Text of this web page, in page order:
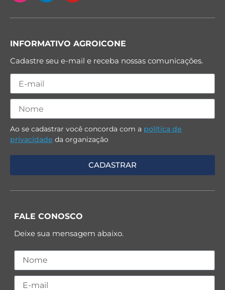
INFORMATIVO AGROICONE
Cadastre seu e-mail e receba nossas comunicações.
Ao se cadastrar você concorda com a política de
privacidade da organização
FALE CONOSCO
Deixe sua mensagem abaixo.